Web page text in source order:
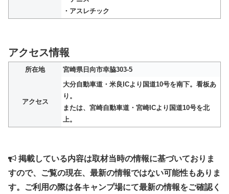
・アスレチック
アクセス情報
所在地 宮崎県日向市幸脇303-5
アクセス
大分自動車道・米良ICより国道10号を南下。看板あ
り。
または、宮崎自動車道・宮崎ICより国道10号を北
上。
掲載している内容は取材当時の情報に基づいておりま
すので、ご覧の現在、最新の情報ではない可能性もありま
す。ご利用の際は各キャンプ場にて最新の情報をご確認く